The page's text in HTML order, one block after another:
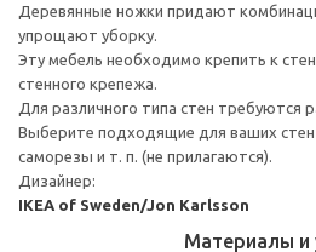
Деревянные ножки придают
упрощают уборку.
Эту мебель необходимо крепить к
стенного крепежа.
Для различного типа стен требуются
Выберите подходящие для ваших
саморезы и т. п. (не прилагаются).
Дизайнер:
IKEA of Sweden/Jon Karlsson
Материалы и